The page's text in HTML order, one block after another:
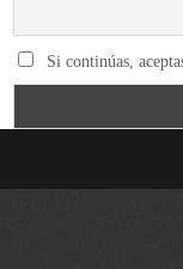
Si continúas,